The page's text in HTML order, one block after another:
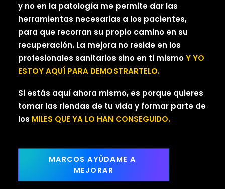
y no en la patología me permite dar las
herramientas necesarias a los pacientes,
para que recorran su propio camino en su
recuperación. La mejora no reside en los
profesionales sanitarios sino en ti mismoY YO
ESTOY AQUÍ PARA DEMOSTRARTELO.
Si estás aquí ahora mismo, es porque quieres
tomar las riendas de tu vida y formar parte de
los MILES QUE YA LO HAN CONSEGUIDO.
MARCOS AYÚDAME A
MEJORAR